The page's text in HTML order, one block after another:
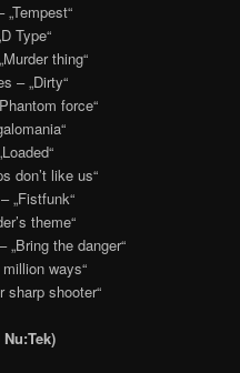
Type“
thing“
– „Dirty“
force“
don’t like us“
„Fistfunk“
theme“
the danger“
ways“
sharp shooter“